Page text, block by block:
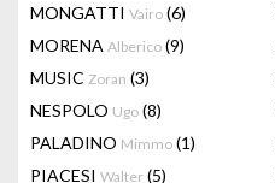
MONGATTI Vairo (6)
MORENA Alberico (9)
MUSIC Zoran (3)
NESPOLO Ugo (8)
PALADINO Mimmo (1)
PIACESI Walter (5)